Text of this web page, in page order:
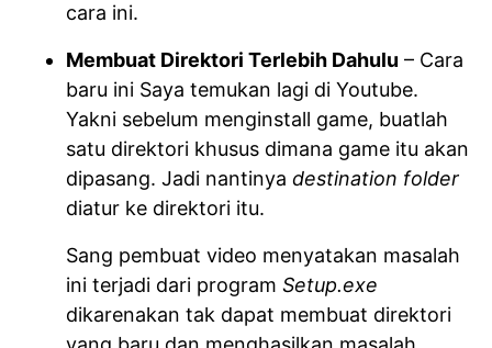
cara ini.
Membuat Direktori Terlebih Dahulu – Cara
baru ini Saya temukan lagi di Youtube.
Yakni sebelum menginstall game, buatlah
satu direktori khusus dimana game itu akan
dipasang. Jadi nantinya destination folder
diatur ke direktori itu.
Sang pembuat video menyatakan masalah
ini terjadi dari program Setup.exe
dikarenakan tak dapat membuat direktori